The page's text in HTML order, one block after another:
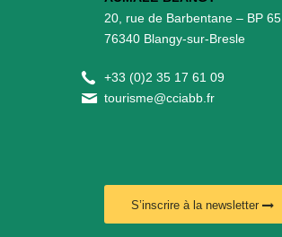
20, rue de Barbentane – BP 65
76340 Blangy-sur-Bresle
+33 (0)2 35 17 61 09
tourisme@cciabb.fr
S’inscrire à la newsletter